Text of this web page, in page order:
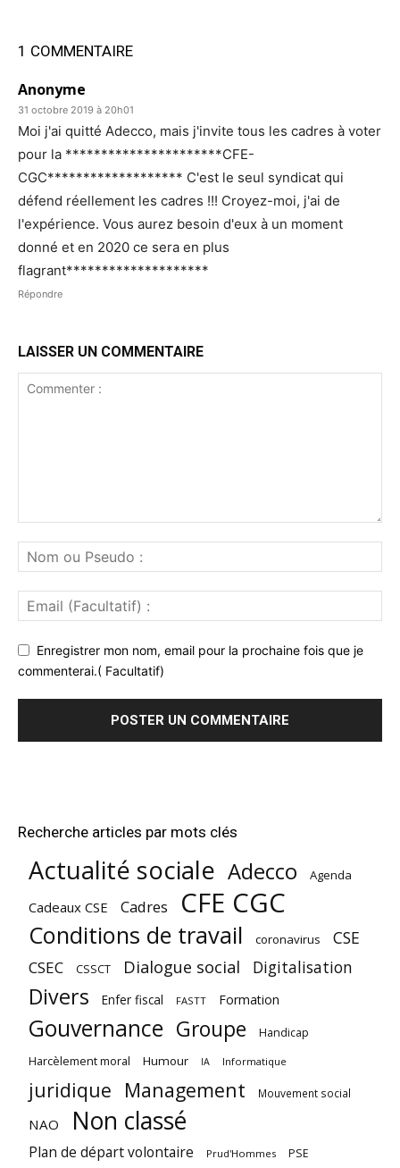
1 COMMENTAIRE
Anonyme
31 octobre 2019 à 20h01
Moi j'ai quitté Adecco, mais j'invite tous les cadres à voter
pour la **********************CFE-
CGC******************* C'est le seul syndicat qui
défend réellement les cadres !!! Croyez-moi, j'ai de
l'expérience. Vous aurez besoin d'eux à un moment
donné et en 2020 ce sera en plus
flagrant********************
Répondre
LAISSER UN COMMENTAIRE
Enregistrer mon nom, email pour la prochaine fois que je
commenterai.( Facultatif)
Recherche articles par mots clés
Actualité sociale Adecco Agenda
Cadeaux CSE Cadres CFE CGC
Conditions de travail coronavirus CSE
CSEC CSSCT Dialogue social Digitalisation
Divers Enfer fiscal FASTT Formation
Gouvernance Groupe Handicap
Harcèlement moral Humour IA Informatique
juridique Management Mouvement social
NAO Non classé
Plan de départ volontaire Prud'Hommes PSE